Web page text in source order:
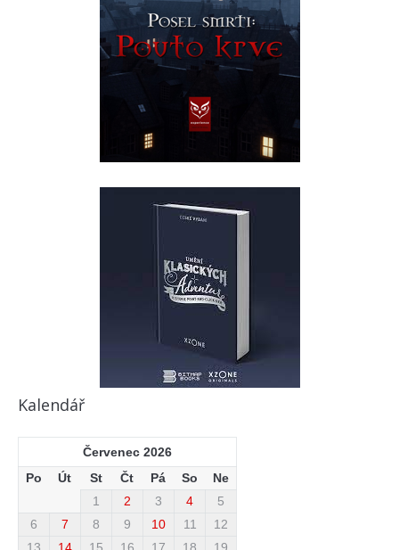
Kalendář
Červenec 2026
Po
Út St Čt Pá So
Ne
1
2 3 4
5
6
7 8 9 10 11
12